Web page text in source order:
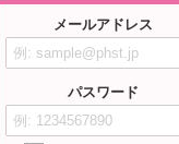
メールアドレス
パスワード